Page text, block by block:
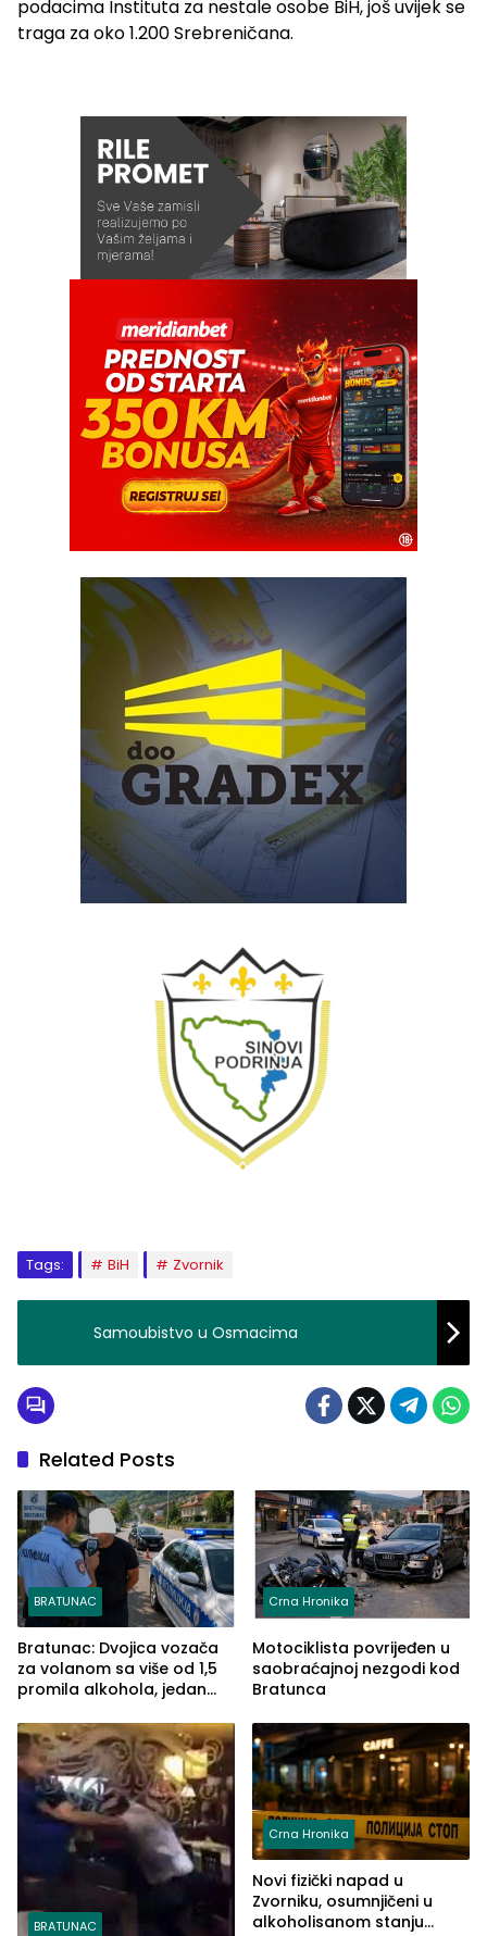
podacima Instituta za nestale osobe BiH, još uvijek se
traga za oko 1.200 Srebreničana.
Tags: BiH Zvornik
Samoubistvo u Osmacima
Related Posts
BRATUNAC
Bratunac: Dvojica vozača
za volanom sa više od 1,5
promila alkohola, jedan
Crna Hronika
Motociklista povrijeđen u
saobraćajnoj nezgodi kod
Bratunca
BRATUNAC
Crna Hronika
Novi fizički napad u
Zvorniku, osumnjičeni u
alkoholisanom stanju